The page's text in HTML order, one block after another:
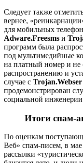
Следует также
вернее,
для мобильных
Adware.Freesms и
программ была
под мультимедийные
на платный номер и не
распространению и
случае с Trojan.Webser
продемонстрирован
социальной
Итоги спам-
По оценкам
Веб» спам-писем, в мае
рассылки